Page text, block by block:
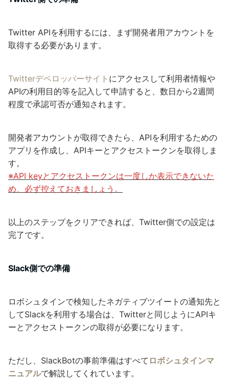
Twitter APIを利用するには、まず開発者用アカウントを
取得する必要があります。
Twitterデベロッパーサイト にアクセスして利用者情報や
APIの利用目的等を記入して申請すると、数日から2週間
程度で承認可否が通知されます。
開発者アカウントが取得できたら、APIを利用するための
アプリを作成し、APIキーとアクセストークンを取得しま
す。
※API keyとアクセストークンは一度しか表示できないた
め、必ず控えておきましょう。
以上のステップをクリアできれば、Twitter側での設定は
完了です。
Slack側での準備
ロボシュタインで検知したネガティブツイートの通知先と
してSlackを利用する場合は、Twitterと同じようにAPIキ
ーとアクセストークンの取得が必要になります。
ただし、SlackBotの事前準備はすべて ロボシュタインマ
ニュアルで解説してくれています。